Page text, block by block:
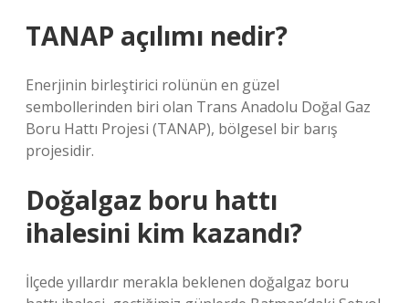
TANAP açılımı nedir?
Enerjinin birleştirici rolünün en güzel
sembollerinden biri olan Trans Anadolu Doğal Gaz
Boru Hattı Projesi (TANAP), bölgesel bir barış
projesidir.
Doğalgaz boru hattı
ihalesini kim kazandı?
İlçede yıllardır merakla beklenen doğalgaz boru